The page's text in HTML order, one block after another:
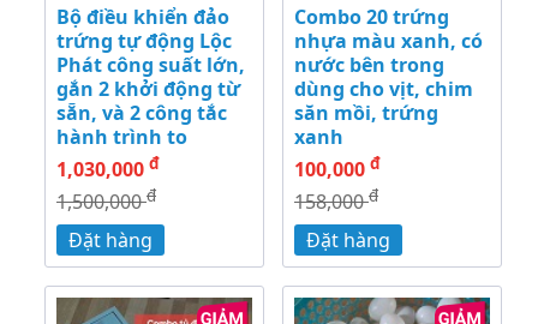
Bộ điều khiển đảo
trứng tự động Lộc
Phát công suất lớn,
gắn 2 khởi động từ
sẵn, và 2 công tắc
hành trình to
1,030,000 đ
1,500,000đ
Đặt hàng
Combo 20 trứng
nhựa màu xanh, có
nước bên trong
dùng cho vịt, chim
săn mồi, trứng
xanh
100,000 đ
158,000đ
Đặt hàng